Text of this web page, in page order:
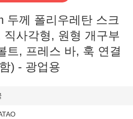
두께 폴리우레탄 스크
직사각형, 원형 개구부
트, 프레스 바, 훅 연결
) - 광업용